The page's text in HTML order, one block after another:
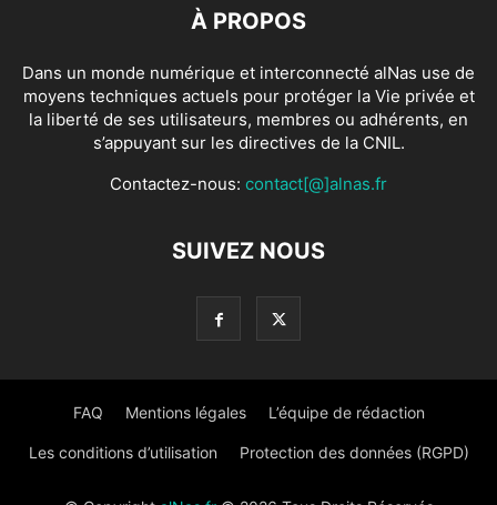
À PROPOS
Dans un monde numérique et interconnecté alNas use de
moyens techniques actuels pour protéger la Vie privée et
la liberté de ses utilisateurs, membres ou adhérents, en
s’appuyant sur les directives de la CNIL.
Contactez-nous: contact[@]alnas.fr
SUIVEZ NOUS
FAQ Mentions légales L’équipe de rédaction
Les conditions d’utilisation Protection des données (RGPD)